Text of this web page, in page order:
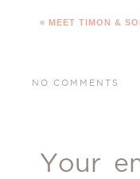
« MEET TIMON &
NO COMMENTS
Your